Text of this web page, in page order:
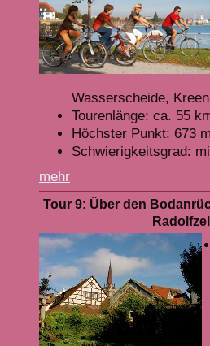
Wasserscheide,
Tourenlänge: ca. 55
Höchster Punkt: 673 m
Schwierigkeitsgrad:
mehr
Tour 9: Über den
Radolfzell